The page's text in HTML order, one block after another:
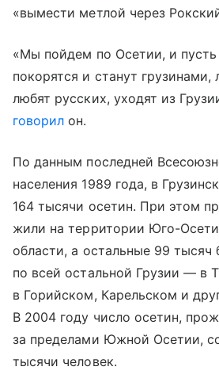
«вымести метлой через
«Мы пойдем по Осетии, и
покорятся и станут грузинами,
любят русских, уходят из
говорил он.
По данным последней
населения 1989 года, в
164 тысячи осетин. При этом
жили на территории Юго-
области, а остальные 99 тысяч
по всей остальной Грузии — в
в Горийском, Карельском и
В 2004 году число осетин,
за пределами Южной Осетии,
тысячи человек.